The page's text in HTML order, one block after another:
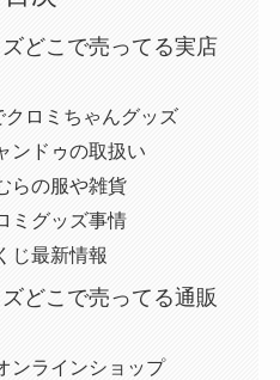
どこで売ってる実店
クロミちゃんグッズ
ンドゥの取扱い
らの服や雑貨
ミグッズ事情
じ最新情報
どこで売ってる通販
ンラインショップ